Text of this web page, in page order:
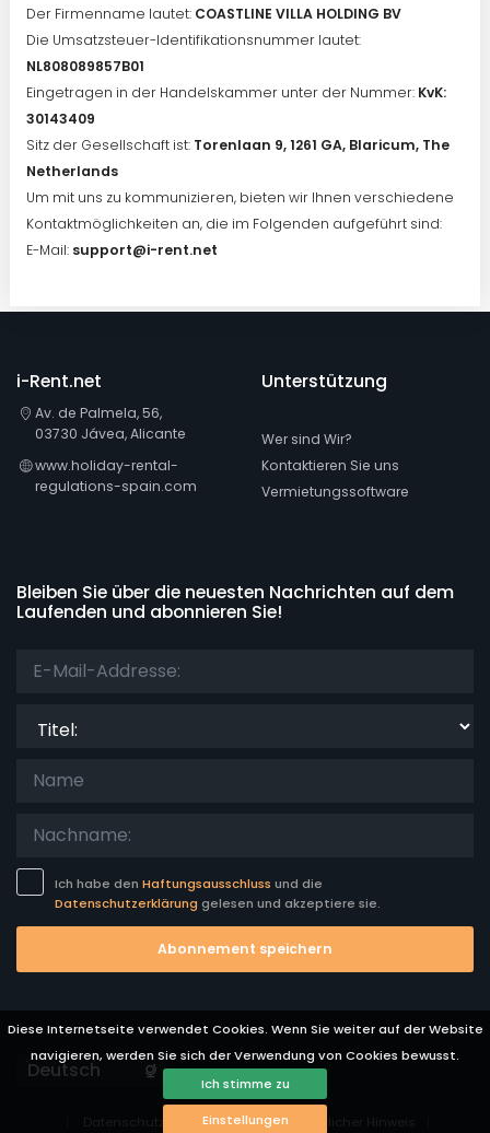
Diese Internetseite verwendet Cookies. Wenn Sie weiter auf der Website
navigieren, werden Sie sich der Verwendung von Cookies bewusst.
Ich stimme zu
Einstellungen
Der Firmenname lautet: COASTLINE VILLA HOLDING BV
Die Umsatzsteuer-Identifikationsnummer lautet:
NL808089857B01
Eingetragen in der Handelskammer unter der Nummer:KvK:
30143409
Sitz der Gesellschaft ist: Torenlaan 9, 1261 GA, Blaricum, The
Netherlands
Um mit uns zu kommunizieren, bieten wir Ihnen verschiedene
Kontaktmöglichkeiten an, die im Folgenden aufgeführt sind:
E-Mail: support@i-rent.net
i-Rent.net
Av. de Palmela, 56,
03730 Jávea, Alicante
www.holiday-rental-
regulations-spain.com
Unterstützung
Wer sind Wir?
Kontaktieren Sie uns
Vermietungssoftware
Bleiben Sie über die neuesten Nachrichten auf dem
Laufenden und abonnieren Sie!
Ich habe den Haftungsausschluss und die
Datenschutzerklärung gelesen und akzeptiere sie.
Abonnement speichern
Languages
Datenschutz-Bestimmungen